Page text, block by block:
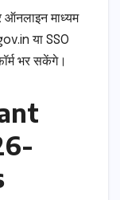
ऑनलाइन माध्यम
या SSO
भर सकेंगे।